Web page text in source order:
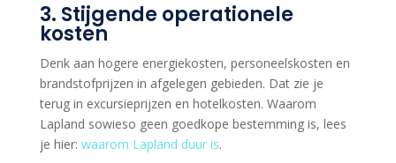
3. Stijgende operationele
kosten
Denk aan hogere energiekosten, personeelskosten en
brandstofprijzen in afgelegen gebieden. Dat zie je
terug in excursieprijzen en hotelkosten. Waarom
Lapland sowieso geen goedkope bestemming is, lees
je hier: waarom Lapland duur is.